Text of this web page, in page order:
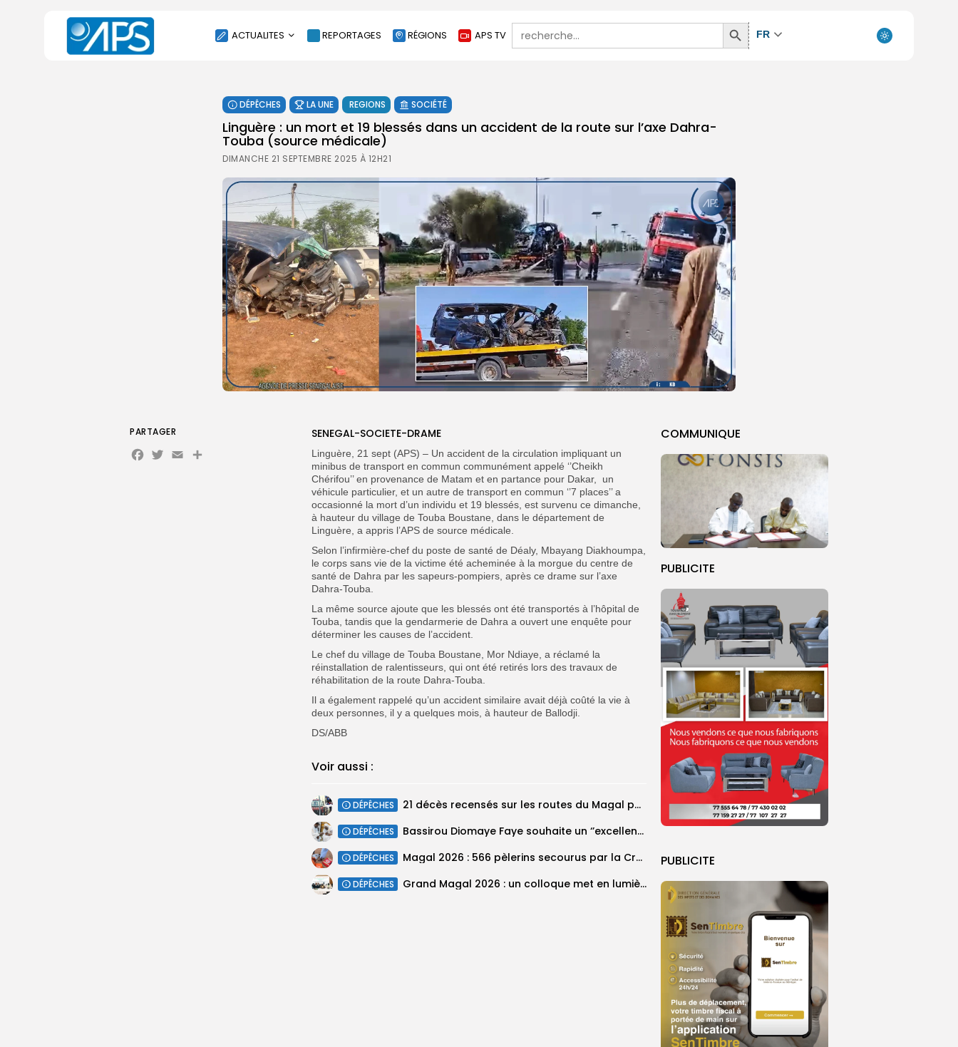
ACTUALITES
SOCIÉTÉ
ÉCONOMIE
CULTURE
ENVIRONNEMENT
INTERNATIONAL
AGENDA
SANTE
REPORTAGES RÉGIONS APS TV
Search
for:
Search
Button
FR
DÉPÊCHES LA UNE REGIONS SOCIÉTÉ
Linguère : un mort et 19 blessés dans un accident de la route sur l’axe Dahra-
Touba (source médicale)
DIMANCHE 21 SEPTEMBRE 2025 À 12H21
COMMUNIQUE
PUBLICITE
PUBLICITE
SENEGAL-SOCIETE-DRAME
Linguère, 21 sept (APS) – Un accident de la circulation impliquant un
minibus de transport en commun communément appelé ‘’Cheikh
Chérifou’’ en provenance de Matam et en partance pour Dakar,
un
véhicule particulier, et un autre de transport en commun ‘’7 places’’ a
occasionné la mort d’un individu et 19 blessés, est survenu ce dimanche,
à hauteur du village de Touba Boustane, dans le département de
Linguère, a appris l’APS de source médicale.
Selon l’infirmière-chef du poste de santé de Déaly, Mbayang Diakhoumpa,
le corps sans vie de la victime été acheminée à la morgue du centre de
santé de Dahra par les sapeurs-pompiers, après ce drame sur l’axe
Dahra-Touba.
La même source ajoute que les blessés ont été transportés à l’hôpital de
Touba, tandis que la gendarmerie de Dahra a ouvert une enquête pour
déterminer les causes de l’accident.
Le chef du village de Touba Boustane, Mor Ndiaye, a réclamé la
réinstallation de ralentisseurs, qui ont été retirés lors des travaux de
réhabilitation de la route Dahra-Touba.
Il a également rappelé qu’un accident similaire avait déjà coûté la vie à
deux personnes, il y a quelques mois, à hauteur de Ballodji.
DS/ABB
Voir aussi :
DÉPÊCHES 21 décès recensés sur les routes du Magal par les sapeurs-pompiers
DÉPÊCHES Bassirou Diomaye Faye souhaite un ‘’excellent Magal’’ aux fidèles
DÉPÊCHES Magal 2026 : 566 pèlerins secourus par la Croix-Rouge sénégalaise
DÉPÊCHES Grand Magal 2026 : un colloque met en lumière la portée universelle...
PARTAGER
Facebook
Twitter
EmailPartager